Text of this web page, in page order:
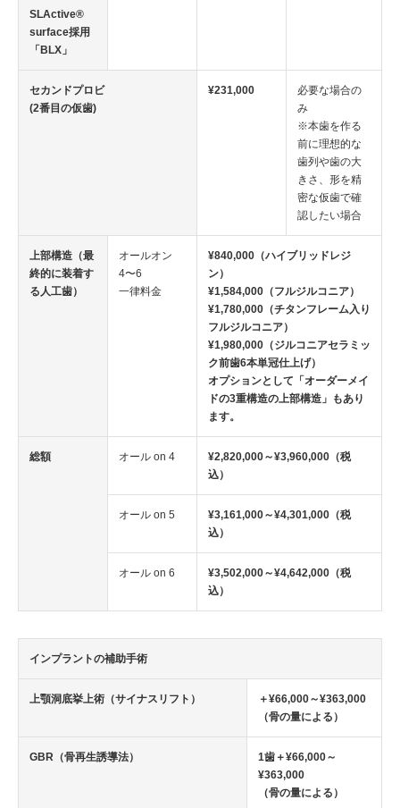
SLActive®
surface採用
「BLX」
セカンドプロビ
(2番目の仮歯)
¥231,000
必要な場合の
み
※本歯を作る
前に理想的な
歯列や歯の大
きさ、形を精
密な仮歯で確
認したい場合
上部構造（最
終的に装着す
る人工歯）
オールオン
4〜6
一律料金
¥840,000（ハイブリッドレジ
ン）
¥1,584,000（フルジルコニア）
¥1,780,000（チタンフレーム入り
フルジルコニア）
¥1,980,000（ジルコニアセラミッ
ク前歯6本単冠仕上げ）
オプションとして「オーダーメイ
ドの3重構造の上部構造」もあり
ます。
総額 オール on 4
¥2,820,000～¥3,960,000（税
込）
オール on 5
¥3,161,000～¥4,301,000（税
込）
オール on 6
¥3,502,000～¥4,642,000（税
込）
インプラントの補助手術
上顎洞底挙上術（サイナスリフト）
＋¥66,000～¥363,000
（骨の量による）
GBR（骨再生誘導法）
1歯＋¥66,000～
¥363,000
（骨の量による）